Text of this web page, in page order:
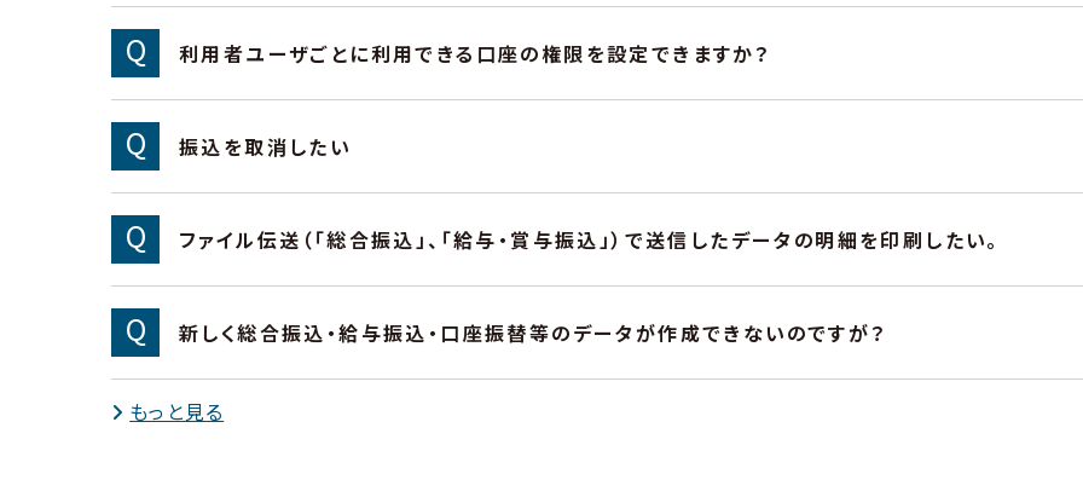
利用者ユーザごとに利用できる口座の権限を設定できますか？
振込を取消したい
ファイル伝送（「総合振込」、「給与・賞与振込」）で送信したデータの明細を印刷したい。
新しく総合振込・給与振込・口座振替等のデータが作成できないのですが？
もっと見る